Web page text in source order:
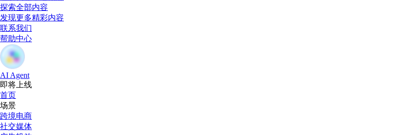
探索全部内容
发现更多精彩内容
联系我们
帮助中心
AI Agent
即将上线
首页
场景
跨境电商
社交媒体